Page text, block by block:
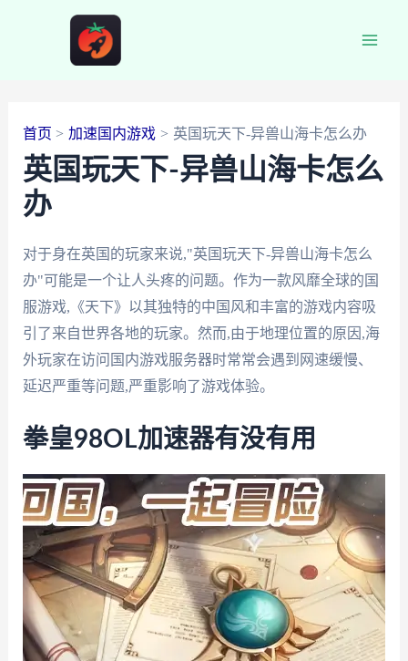
首页 加速国内游戏 英国玩天下-异兽山海卡怎么办
英国玩天下-异兽山海卡怎么
办
对于身在英国的玩家来说,"英国玩天下-异兽山海卡怎么
办"可能是一个让人头疼的问题。作为一款风靡全球的国
服游戏,《天下》以其独特的中国风和丰富的游戏内容吸
引了来自世界各地的玩家。然而,由于地理位置的原因,海
外玩家在访问国内游戏服务器时常常会遇到网速缓慢、
延迟严重等问题,严重影响了游戏体验。
拳皇98OL加速器有没有用